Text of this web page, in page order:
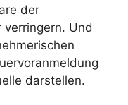
der
Und
darstellen.